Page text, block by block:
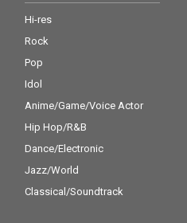
Hi-res
Rock
Pop
Idol
Anime/Game/Voice Actor
Hip Hop/R&B
Dance/Electronic
Jazz/World
Classical/Soundtrack